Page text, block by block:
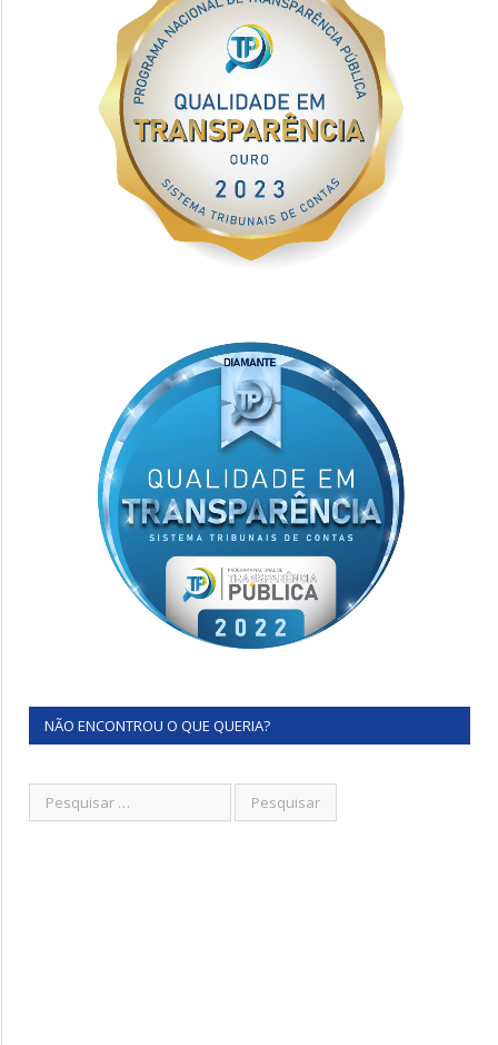
NÃO ENCONTROU O QUE QUERIA?